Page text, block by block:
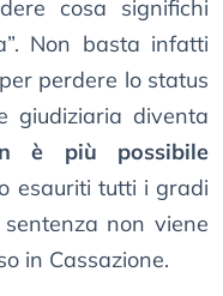
cosa significhi
Non basta infatti
perdere lo status
giudiziaria diventa
è più possibile
esauriti tutti i gradi
non viene
in Cassazione.